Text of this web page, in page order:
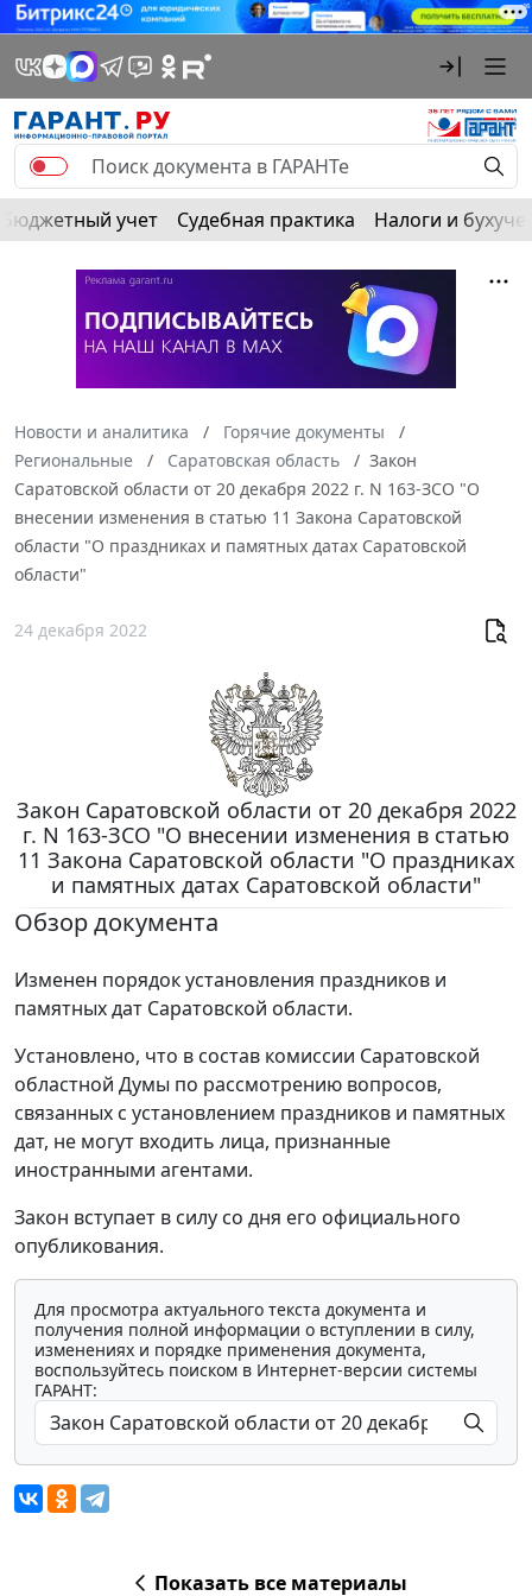
Бюджетный учет Судебная практика Налоги и
Новости и аналитика
Горячие документы
Региональные
Саратовская область
Закон
Саратовской области от 20 декабря 2022 г. N 163-ЗСО "О
внесении изменения в статью 11 Закона Саратовской
области "О праздниках и памятных датах Саратовской
области"
24 декабря 2022
Закон Саратовской области от 20 декабря 2022
г. N 163-ЗСО "О внесении изменения в статью
11 Закона Саратовской области "О праздниках
и памятных датах Саратовской области"
Обзор документа
Изменен порядок установления праздников и
памятных дат Саратовской области.
Установлено, что в состав комиссии Саратовской
областной Думы по рассмотрению вопросов,
связанных с установлением праздников и памятных
дат, не могут входить лица, признанные
иностранными агентами.
Закон вступает в силу со дня его официального
опубликования.
Для просмотра актуального текста документа и
получения полной информации о вступлении в силу,
изменениях и порядке применения документа,
воспользуйтесь поиском в Интернет-версии системы
ГАРАНТ:
Показать все материалы